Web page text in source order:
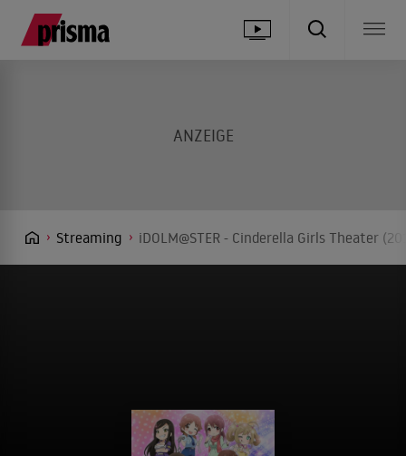
Streaming iDOLM@STER - Cinderella Girls Theater